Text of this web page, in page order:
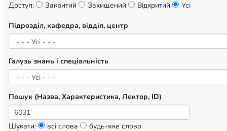
Доступ: Закритий Захищений Відкритий Усі
Підрозділ, кафедра, відділ, центр
Галузь знань і спеціальність
Пошук (Назва, Характеристика, Лектор, ID)
Шукати: всі слова будь-яке слово